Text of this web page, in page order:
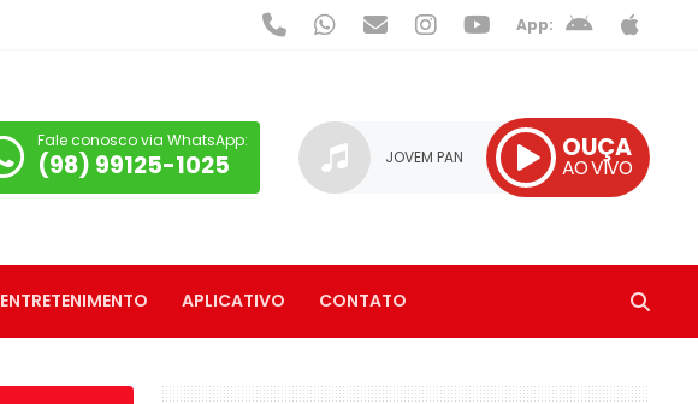
App:
Fale conosco via WhatsApp:
(98) 99125-1025 JOVEM PAN OUÇA
AO VIVO
ENTRETENIMENTO APLICATIVO CONTATO